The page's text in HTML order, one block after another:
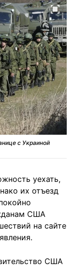
с Украиной
уехать,
их отъезд
США
на сайте
США